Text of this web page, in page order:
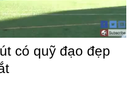
Video
có quỹ đạo đẹp